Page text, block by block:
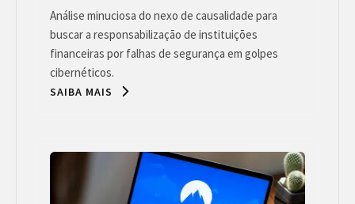
Análise minuciosa do nexo de causalidade para
buscar a responsabilização de instituições
financeiras por falhas de segurança em golpes
cibernéticos.
SAIBA MAIS